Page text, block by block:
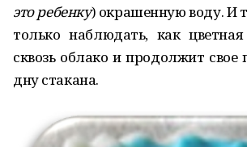
это ребенку) окрашенную воду. И
только наблюдать, как
сквозь облако и продолжит свое
дну стакана.